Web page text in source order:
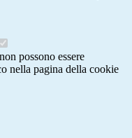
possono essere
nella pagina della cookie